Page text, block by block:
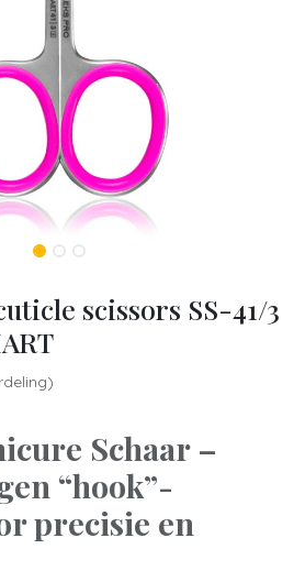
scissors SS-41/3
Schaar –
“hook”-
precisie en